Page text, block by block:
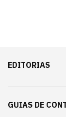
EDITORIAS
GUIAS DE